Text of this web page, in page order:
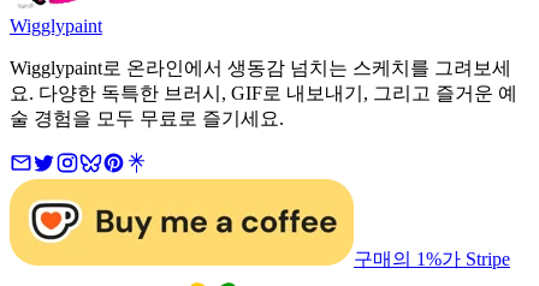
Wigglypaint
Wigglypaint로 온라인에서 생동감 넘치는 스케치를 그려보세
요. 다양한 독특한 브러시, GIF로 내보내기, 그리고 즐거운 예
술 경험을 모두 무료로 즐기세요.
구매의 1%가 Stripe